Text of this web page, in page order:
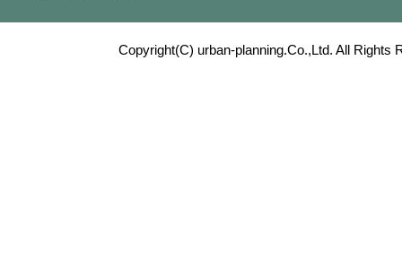
Copyright(C) urban-planning.Co.,Ltd. All Rights